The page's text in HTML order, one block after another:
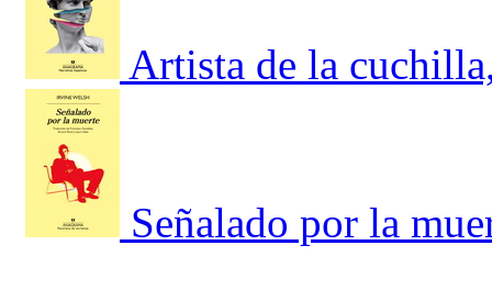
Artista de la
Señalado por la